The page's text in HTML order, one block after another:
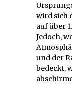
wird sich
auf über
Jedoch,
und der
bedeckt,